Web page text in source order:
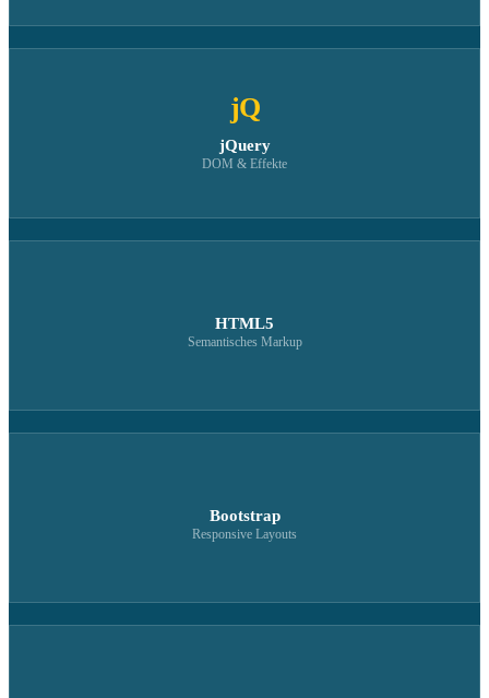
jQ
jQuery
DOM & Effekte
HTML5
Semantisches Markup
Bootstrap
Responsive Layouts